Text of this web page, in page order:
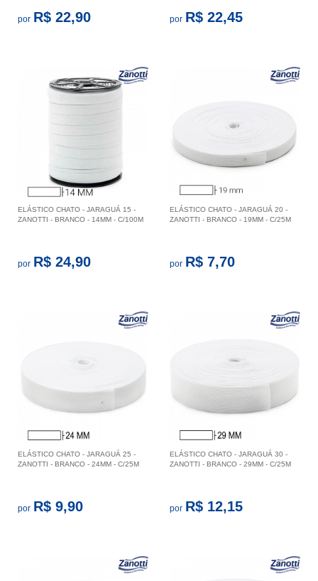
por R$ 22,90 por R$ 22,45
ELÁSTICO CHATO - JARAGUÁ 15 -
ZANOTTI - BRANCO - 14MM - C/100M
por R$ 24,90
ELÁSTICO CHATO - JARAGUÁ 20 -
ZANOTTI - BRANCO - 19MM - C/25M
por R$ 7,70
ELÁSTICO CHATO - JARAGUÁ 25 -
ZANOTTI - BRANCO - 24MM - C/25M
por R$ 9,90
ELÁSTICO CHATO - JARAGUÁ 30 -
ZANOTTI - BRANCO - 29MM - C/25M
por R$ 12,15